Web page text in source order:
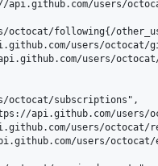
octocat/following{/
octocat/subscriptions",